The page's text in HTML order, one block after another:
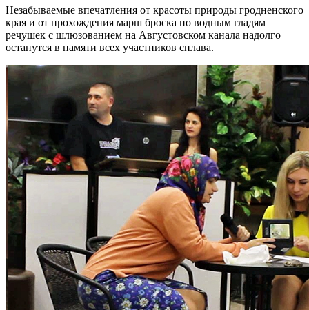
Незабываемые впечатления от красоты природы гродненского
края и от прохождения марш броска по водным гладям
речушек с шлюзованием на Августовском канала надолго
останутся в памяти всех участников сплава.